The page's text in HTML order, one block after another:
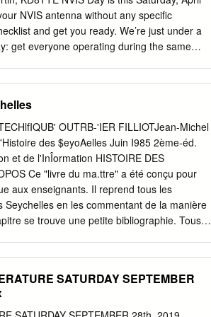
10 3.1 Global and
NVIS antenna without any specific
and get you ready. We’re just under a
get everyone operating during the same
a working NVIS antenna (or several) and
Skywave (NVIS) propagation isn’t difficult
station for DX or otherwise have the antenna
time, at least at frequencies of 5 MHz and
for emergency and public service,
establishing the ability to make specific
need to communicate with specific stations
OUTRB-'IER FILLIOTJean-Michel
des $eyoAelles Juin I985 2ème-éd.
et de l'InÎormation HISTOIRE DES
Ce "livre du ma.ttre" a été conçu pour
aux enseignants. Il reprend tous les
en les commentant de la manière
se trouve une petite bibliographie. Tous
générale n'est encore que
cette histoire qui est à la lisière de
1980 edition, 1980. - National
SATURDAY SEPTEMBER